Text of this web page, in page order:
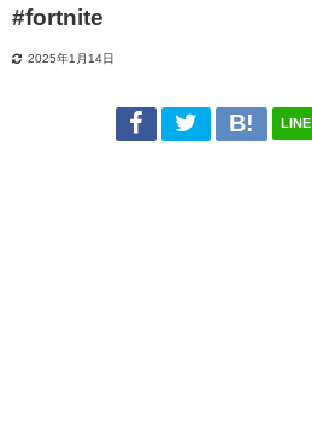
#fortnite
2025年1月14日
LINE